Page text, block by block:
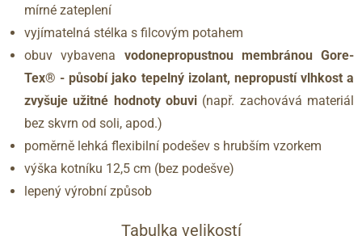
mírné zateplení
vyjímatelná stélka s filcovým potahem
obuv vybavena vodonepropustnou membránou Gore-
Tex® - působí jako tepelný izolant, nepropustí vlhkost a
zvyšuje užitné hodnoty obuvi (např. zachovává materiál
bez skvrn od soli, apod.)
poměrně lehká flexibilní podešev s hrubším vzorkem
výška kotníku 12,5 cm (bez podešve)
lepený výrobní způsob
Tabulka velikostí